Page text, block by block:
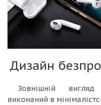
Дизайн
Зовнішній
виконаний в